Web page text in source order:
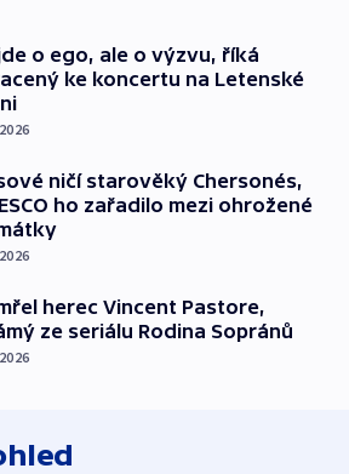
o ego, ale o výzvu, říká
ke koncertu na Letenské
ničí starověký Chersonés,
ho zařadilo mezi ohrožené
herec Vincent Pastore,
ze seriálu Rodina Sopránů